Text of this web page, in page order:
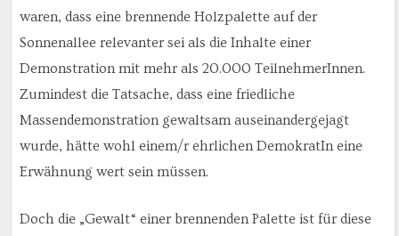
waren, dass eine brennende Holzpalette auf der
Sonnenallee relevanter sei als die Inhalte einer
Demonstration mit mehr als 20.000 TeilnehmerInnen.
Zumindest die Tatsache, dass eine friedliche
Massendemonstration gewaltsam auseinandergejagt
wurde, hätte wohl einem/r ehrlichen DemokratIn eine
Erwähnung wert sein müssen.
Doch die „Gewalt“ einer brennenden Palette ist für diese